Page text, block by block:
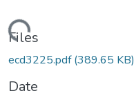
Loading...
Files
ecd3225.pdf(389.65 KB)
Date